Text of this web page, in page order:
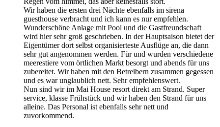
Wir haben die ersten drei Nächte ebenfalls im sirena
guesthouse verbracht und ich kann es nur empfehlen.
Wunderschöne Anlage mit Pool und die Gastfreundschaft
wird hier sehr groß geschrieben. In der Hauptsaison bietet der
Eigentümer dort selbst organisierteste Ausflüge an, die dann
sehr gut angenommen werden. Für und wurden verschiedene
meerestiere vom örtlichen Markt besorgt und abends für uns
zubereitet. Wir haben mit den Betreibern zusammen gegessen
und es war unglaublich nett. Sehr empfehlenswert.
Nun sind wir im Mai House resort direkt am Strand. Super
service, klasse Frühstück und wir haben den Strand für uns
alleine. Das Personal ist ebenfalls sehr nett und
zuvorkommend.